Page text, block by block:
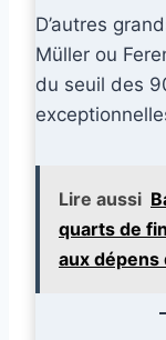
D’autres
Müller ou
du seuil des
Lire aussi
quarts de
aux dépens